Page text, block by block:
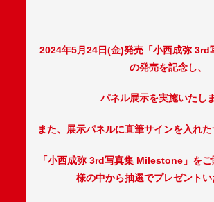
2024年5月24日(金)発売「小西成弥 3rd
の発売を記念し、
パネル展示を実施いたし
また、展示パネルに直筆サインを入れ
「小西成弥 3rd写真集 Milestone」を
様の中から抽選でプレゼントい